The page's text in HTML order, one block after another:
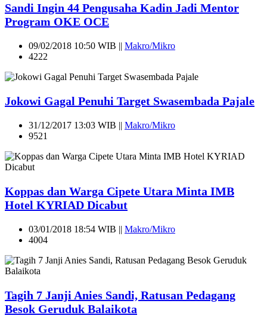
Sandi Ingin 44 Pengusaha Kadin Jadi Mentor
Program OKE OCE
09/02/2018 10:50 WIB || Makro/Mikro
4222
Jokowi Gagal Penuhi Target Swasembada Pajale
31/12/2017 13:03 WIB || Makro/Mikro
9521
Koppas dan Warga Cipete Utara Minta IMB
Hotel KYRIAD Dicabut
03/01/2018 18:54 WIB || Makro/Mikro
4004
Tagih 7 Janji Anies Sandi, Ratusan Pedagang
Besok Geruduk Balaikota